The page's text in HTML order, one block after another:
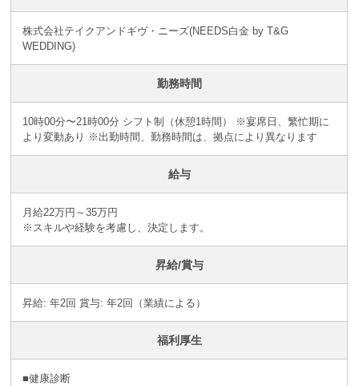
株式会社テイクアンドギヴ・ニーズ(NEEDS白金 by T&G
WEDDING)
勤務時間
10時00分〜21時00分 シフト制（休憩1時間） ※宴席日、繁忙期に
より変動あり ※出勤時間、勤務時間は、拠点により異なります
給与
月給22万円～35万円
※スキルや経験を考慮し、決定します。
昇給/賞与
昇給: 年2回 賞与: 年2回（業績による）
福利厚生
■健康診断